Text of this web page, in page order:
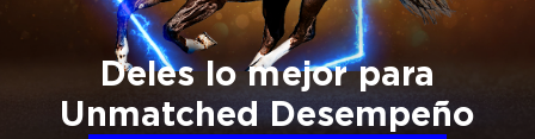
Deles lo mejorpara
UnmatchedDesempeño